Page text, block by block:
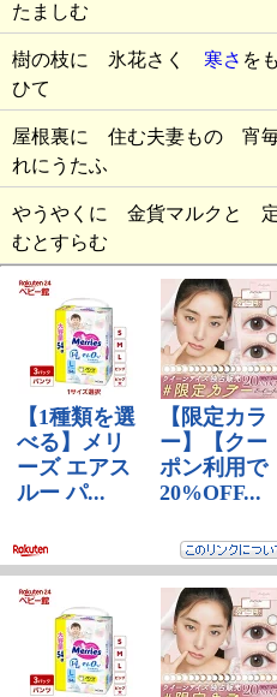
たましむ
樹の枝に 氷花さく 寒さ を
ひて
屋根裏に 住む夫妻もの 宵
れにうたふ
やうやくに 金貨マルクと
むとすらむ